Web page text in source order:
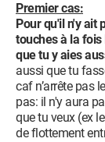
Premier cas:
Pour qu'il n'y ait
touches à la
que tu y aies
aussi que tu
caf n’arrête pas
pas: il n'y aura
que tu veux (ex
de flottement